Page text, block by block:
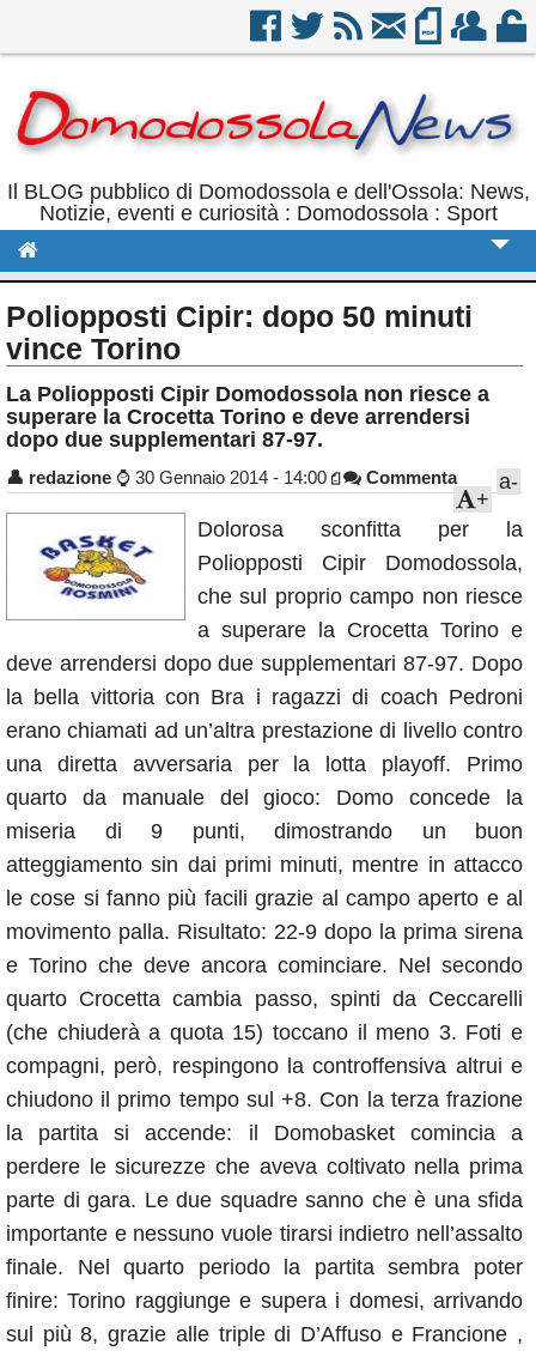
Il BLOG pubblico di Domodossola e dell'Ossola: News,
Notizie, eventi e curiosità : Domodossola : Sport
Politica
Sport
Eventi
Rubriche
Calendario
Annunci
Poliopposti Cipir: dopo 50 minuti
vince Torino
La Poliopposti Cipir Domodossola non riesce a
superare la Crocetta Torino e deve arrendersi
dopo due supplementari 87-97.
👤 redazione ⌚ 30 Gennaio 2014 - 14:00 Commenta a-
+
Dolorosa sconfitta per la
Poliopposti Cipir Domodossola,
che sul proprio campo non riesce
a superare la Crocetta Torino e
deve arrendersi dopo due supplementari 87-97. Dopo
la bella vittoria con Bra i ragazzi di coach Pedroni
erano chiamati ad un’altra prestazione di livello contro
una diretta avversaria per la lotta playoff. Primo
quarto da manuale del gioco: Domo concede la
miseria di 9 punti, dimostrando un buon
atteggiamento sin dai primi minuti, mentre in attacco
le cose si fanno più facili grazie al campo aperto e al
movimento palla. Risultato: 22-9 dopo la prima sirena
e Torino che deve ancora cominciare. Nel secondo
quarto Crocetta cambia passo, spinti da Ceccarelli
(che chiuderà a quota 15) toccano il meno 3. Foti e
compagni, però, respingono la controffensiva altrui e
chiudono il primo tempo sul +8. Con la terza frazione
la partita si accende: il Domobasket comincia a
perdere le sicurezze che aveva coltivato nella prima
parte di gara. Le due squadre sanno che è una sfida
importante e nessuno vuole tirarsi indietro nell’assalto
finale. Nel quarto periodo la partita sembra poter
finire: Torino raggiunge e supera i domesi, arrivando
sul più 8, grazie alle triple di D’Affuso e Francione ,